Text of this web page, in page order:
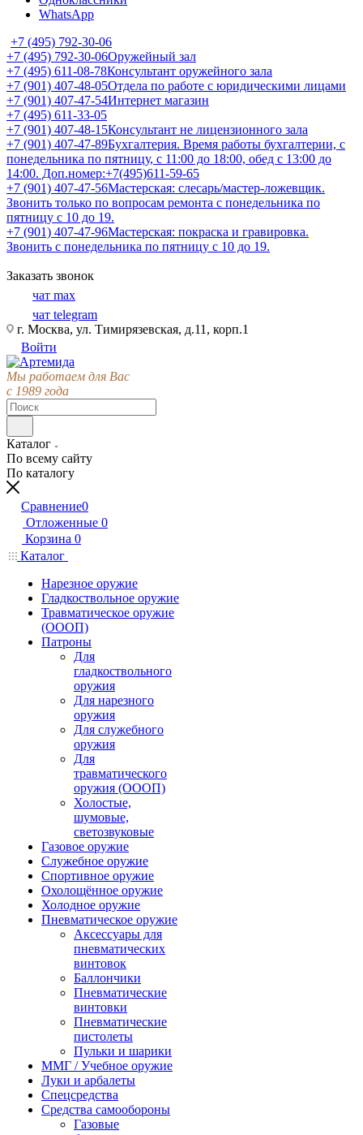
WhatsApp
+7 (495) 792-30-06
+7 (495) 792-30-06Оружейный зал
+7 (495) 611-08-78Консультант оружейного зала
+7 (901) 407-48-05Отдела по работе с юридическими лицами
+7 (901) 407-47-54Интернет магазин
+7 (495) 611-33-05
+7 (901) 407-48-15Консультант не лицензионного зала
+7 (901) 407-47-89Бухгалтерия. Время работы бухгалтерии, с
понедельника по пятницу, с 11:00 до 18:00, обед с 13:00 до
14:00. Доп.номер:+7(495)611-59-65
+7 (901) 407-47-56Мастерская: слесарь/мастер-ложевщик.
Звонить только по вопросам ремонта с понедельника по
пятницу с 10 до 19.
+7 (901) 407-47-96Мастерская: покраска и гравировка.
Звонить с понедельника по пятницу с 10 до 19.
Заказать звонок
чат max
чат telegram
г. Москва, ул. Тимирязевская, д.11, корп.1
Войти
Мы работаем для Вас
с 1989 года
Каталог
По всему сайту
По каталогу
Сравнение0
Отложенные 0
Корзина 0
Каталог
Нарезное оружие
Гладкоствольное оружие
Травматическое оружие
(ОООП)
Патроны
Для
гладкоствольного
оружия
Для нарезного
оружия
Для служебного
оружия
Для
травматического
оружия (ОООП)
Холостые,
шумовые,
светозвуковые
Газовое оружие
Служебное оружие
Спортивное оружие
Охолощённое оружие
Холодное оружие
Пневматическое оружие
Аксессуары для
пневматических
винтовок
Баллончики
Пневматические
винтовки
Пневматические
пистолеты
Пульки и шарики
ММГ / Учебное оружие
Луки и арбалеты
Спецсредства
Средства самообороны
Газовые